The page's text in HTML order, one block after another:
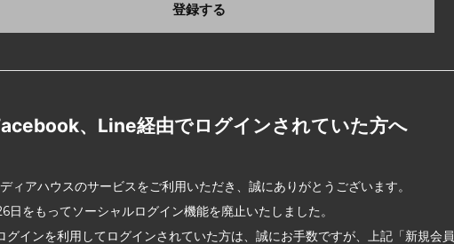
登録する
、Line経由でログインされていた方へ
ィアハウスのサービスをご利用いただき、誠にありがとうございます。
日をもってソーシャルログイン機能を廃止いたしました。
グインを利用してログインされていた方は、誠にお手数ですが、上記「新規会員